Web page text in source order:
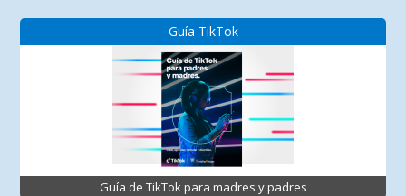
Guía TikTok
Guía de TikTok para madres y padres